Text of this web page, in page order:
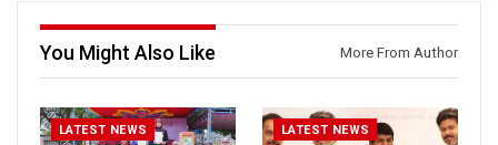
You Might Also Like More From Author
LATEST NEWS LATEST NEWS